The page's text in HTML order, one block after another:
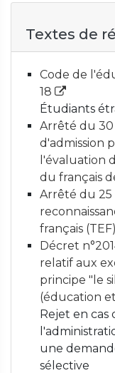
Textes de
Code de
18
Étudiants
Arrêté du 30
d'admission
l'évaluation
du français
Arrêté du 25
français (TEF)
Décret
relatif aux
principe "le
(éducation
Rejet en cas
une
sélective